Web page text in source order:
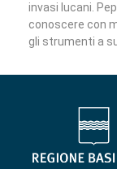
invasi lucani.
conoscere con
gli strumenti a